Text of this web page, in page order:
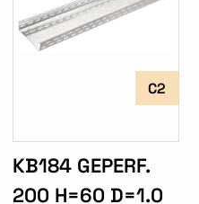
C2
KB184 GEPERF.
200 H=60 D=1.0